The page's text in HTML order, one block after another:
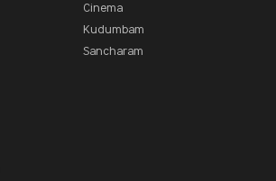
Cinema
Kudumbam
Sancharam